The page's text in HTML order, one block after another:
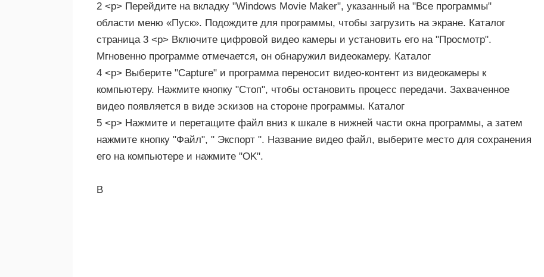
2 <р> Перейдите на вкладку "Windows Movie Maker", указанный на "Все программы"
области меню «Пуск». Подождите для программы, чтобы загрузить на экране. Каталог
страница 3 <р> Включите цифровой видео камеры и установить его на "Просмотр".
Мгновенно программе отмечается, он обнаружил видеокамеру. Каталог
4 <р> Выберите "Capture" и программа переносит видео-контент из видеокамеры к
компьютеру. Нажмите кнопку "Стоп", чтобы остановить процесс передачи. Захваченное
видео появляется в виде эскизов на стороне программы. Каталог
5 <р> Нажмите и перетащите файл вниз к шкале в нижней части окна программы, а затем
нажмите кнопку "Файл", " Экспорт ". Название видео файл, выберите место для сохранения
его на компьютере и нажмите "OK".
В